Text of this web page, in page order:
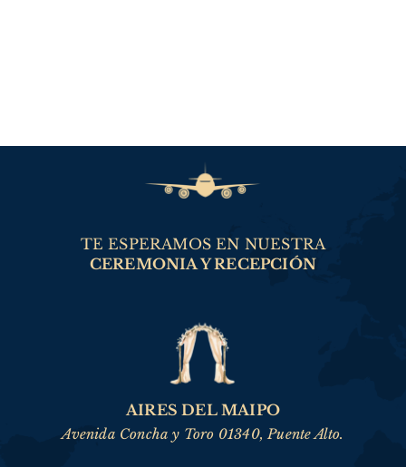
TE ESPERAMOS EN NUESTRA
CEREMONIA Y RECEPCIÓN
AIRES DEL MAIPO
Avenida Concha y Toro 01340, Puente Alto.